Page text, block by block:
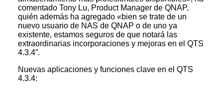
comentado Tony Lu, Product Manager de QNAP,
quién además ha agregado «bien se trate de un
nuevo usuario de NAS de QNAP o de uno ya
existente, estamos seguros de que notará las
extraordinarias incorporaciones y mejoras en el QTS
4.3.4”.
Nuevas aplicaciones y funciones clave en el QTS
4.3.4: